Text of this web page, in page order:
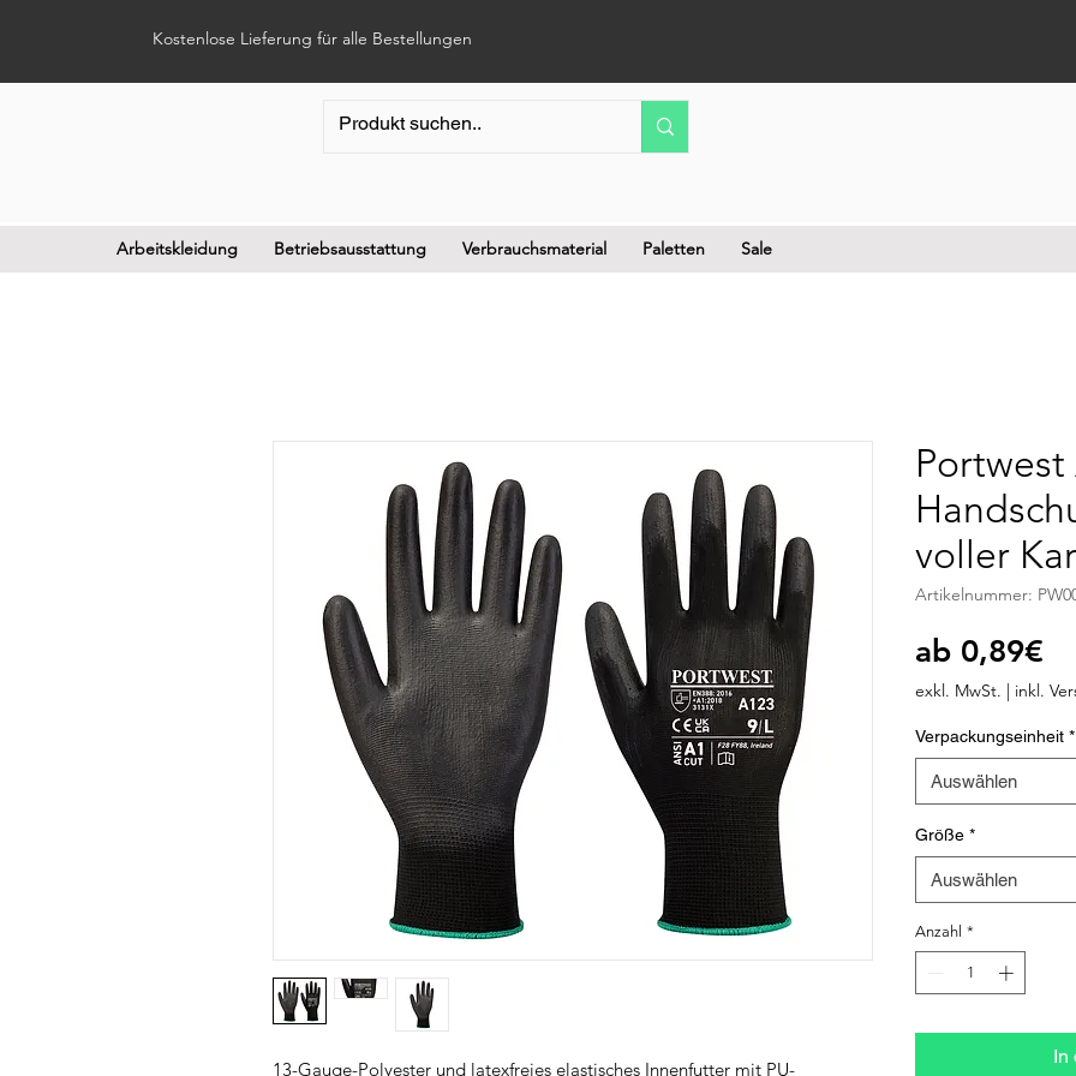
Kostenlose Lieferung für alle Bestellungen
Arbeitskleidung Betriebsausstattung Verbrauchsmaterial Paletten Sale
13-Gauge-Polyester und latexfreies elastisches Innenfutter mit PU-
Portwest
voller
Artikelnummer:
ab 0,89€
exkl. MwSt. | inkl.
Verpackungseinheit *
Auswählen
Größe *
Auswählen
Anzahl *
In